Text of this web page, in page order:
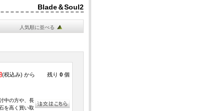
Blade＆Soul2
人気順に並べる
(税込み) から 残り 0 個
中の方や、長
を高く買い取